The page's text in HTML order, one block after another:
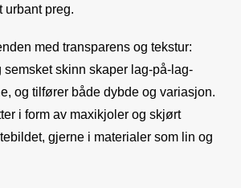
urbant preg.
med transparens og tekstur:
semsket skinn skaper lag-på-lag-
og tilfører både dybde og variasjon.
i form av maxikjoler og skjørt
gjerne i materialer som lin og